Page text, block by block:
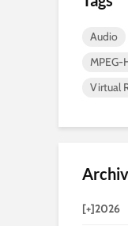
Audio
MPEG-
Virtual
[+]2026